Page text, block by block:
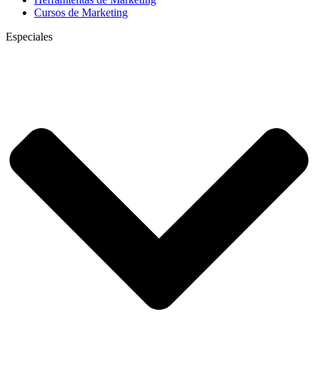
Cursos de Marketing
Especiales